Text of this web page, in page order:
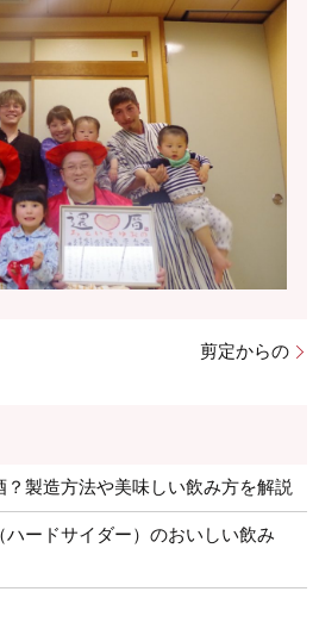
剪定からの
？製造方法や美味しい飲み方を解説
ハードサイダー）のおいしい飲み